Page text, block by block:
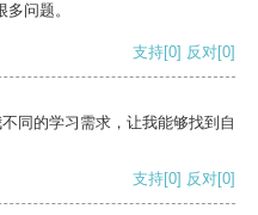
问题。
支持[0] 反对[0]
同的学习需求，让我能够找到自
支持[0] 反对[0]